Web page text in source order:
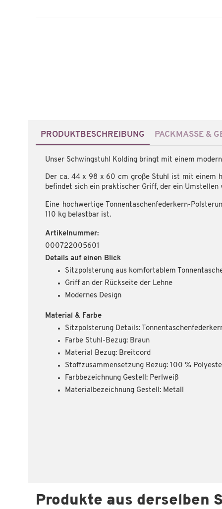
PRODUKTBESCHREIBUNG PACKMASSE &
Unser Schwingstuhl Kolding bringt mit einem
Der ca. 44 x 98 x 60 cm große Stuhl ist mit einem
befindet sich ein praktischer Griff, der ein
Eine hochwertige Tonnentaschenfederkern-
110 kg belastbar ist.
Artikelnummer:
000722005601
Details auf einen Blick
Sitzpolsterung aus komfortablem
Griff an der Rückseite der Lehne
Modernes Design
Material & Farbe
Sitzpolsterung Details:
Farbe Stuhl-Bezug: Braun
Material Bezug: Breitcord
Stoffzusammensetzung Bezug: 100 %
Farbbezeichnung Gestell: Perlweiß
Materialbezeichnung Gestell: Metall
Produkte aus derselben